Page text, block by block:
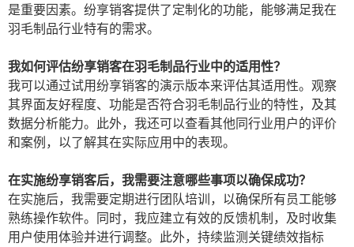
是重要因素。纷享销客提供了定制化的功能，能够满足我在
羽毛制品行业特有的需求。
我如何评估纷享销客在羽毛制品行业中的适用性？
我可以通过试用纷享销客的演示版本来评估其适用性。观察
其界面友好程度、功能是否符合羽毛制品行业的特性，及其
数据分析能力。此外，我还可以查看其他同行业用户的评价
和案例，以了解其在实际应用中的表现。
在实施纷享销客后，我需要注意哪些事项以确保成功？
在实施后，我需要定期进行团队培训，以确保所有员工能够
熟练操作软件。同时，我应建立有效的反馈机制，及时收集
用户使用体验并进行调整。此外，持续监测关键绩效指标